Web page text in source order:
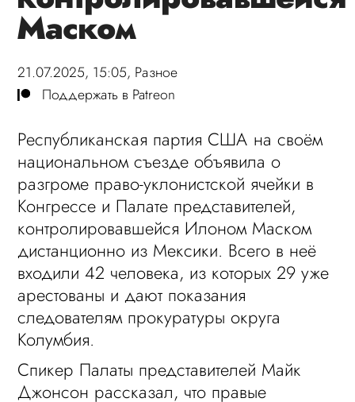
Маском
21.07.2025, 15:05, Разное
Поддержать в Patreon
Республиканская партия США на своём
национальном съезде объявила о
разгроме право-уклонистской ячейки в
Конгрессе и Палате представителей,
контролировавшейся Илоном Маском
дистанционно из Мексики. Всего в неё
входили 42 человека, из которых 29 уже
арестованы и дают показания
следователям прокуратуры округа
Колумбия.
Спикер Палаты представителей Майк
Джонсон рассказал, что правые